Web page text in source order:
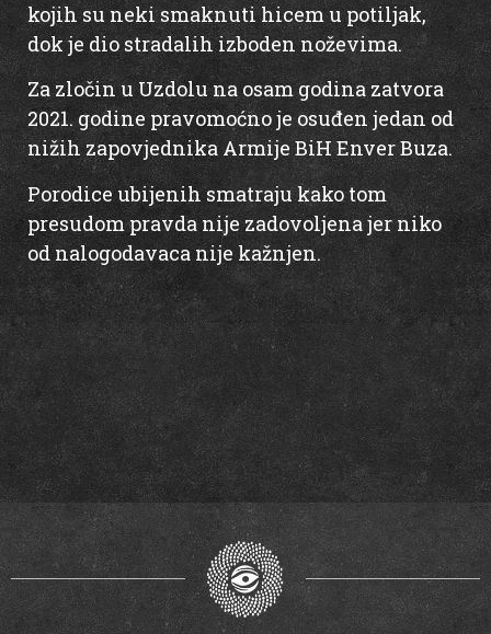
kojih su neki smaknuti hicem u potiljak,
dok je dio stradalih izboden noževima.
Za zločin u Uzdolu na osam godina zatvora
2021. godine pravomoćno je osuđen jedan od
nižih zapovjednika Armije BiH Enver Buza.
Porodice ubijenih smatraju kako tom
presudom pravda nije zadovoljena jer niko
od nalogodavaca nije kažnjen.